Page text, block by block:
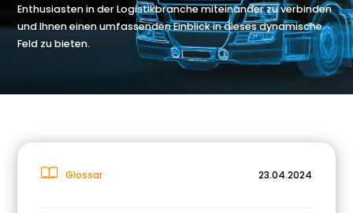
Enthusiasten in der Logistikbranche miteinander zu verbinden
und Ihnen einen umfassenden Einblick in dieses dynamische
Feld zu bieten.
Glossar 23.04.2024